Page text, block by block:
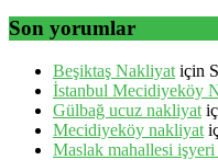
Son yorumlar
Beşiktaş Nakliyat için
İstanbul Mecidiyeköy
Gülbağ ucuz nakliyat
Mecidiyeköy nakliyat
Maslak mahallesi işyeri